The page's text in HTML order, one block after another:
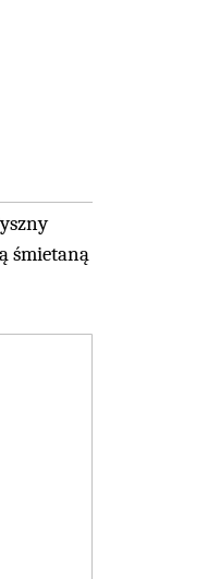
śmietaną